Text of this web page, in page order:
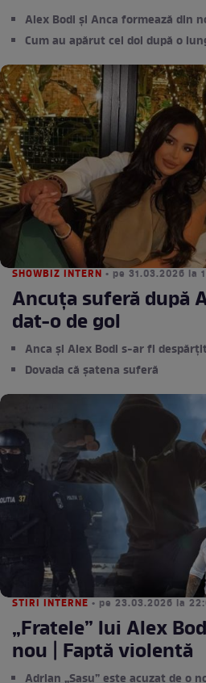
Alex Bodi și Anca formează din
Cum au apărut cei doi după o
SHOWBIZ INTERN • pe 31.03.2026 la
Ancuța suferă după
dat-o de gol
Anca și Alex Bodi s-ar fi despărțit
Dovada că șatena suferă
STIRI INTERNE • pe 23.03.2026 la
„Fratele” lui Alex
nou | Faptă violentă